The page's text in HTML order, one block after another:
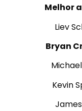
Melhor
Liev
Bryan
Kevin